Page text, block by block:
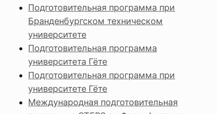
Подготовительная программа при
Бранденбургском техническом
университете
Подготовительная программа
университета Гёте
Подготовительная программа при
университете Гёте
Международная подготовительная